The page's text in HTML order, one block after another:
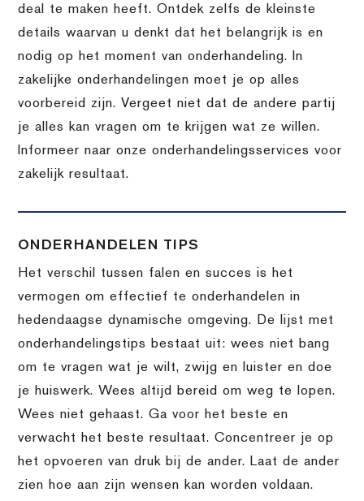
deal te maken heeft. Ontdek zelfs de kleinste
details waarvan u denkt dat het belangrijk is en
nodig op het moment van onderhandeling. In
zakelijke onderhandelingen moet je op alles
voorbereid zijn. Vergeet niet dat de andere partij
je alles kan vragen om te krijgen wat ze willen.
Informeer naar onze onderhandelingsservices voor
zakelijk resultaat.
ONDERHANDELEN TIPS
Het verschil tussen falen en succes is het
vermogen om effectief te onderhandelen in
hedendaagse dynamische omgeving. De lijst met
onderhandelingstips bestaat uit: wees niet bang
om te vragen wat je wilt, zwijg en luister en doe
je huiswerk. Wees altijd bereid om weg te lopen.
Wees niet gehaast. Ga voor het beste en
verwacht het beste resultaat. Concentreer je op
het opvoeren van druk bij de ander. Laat de ander
zien hoe aan zijn wensen kan worden voldaan.